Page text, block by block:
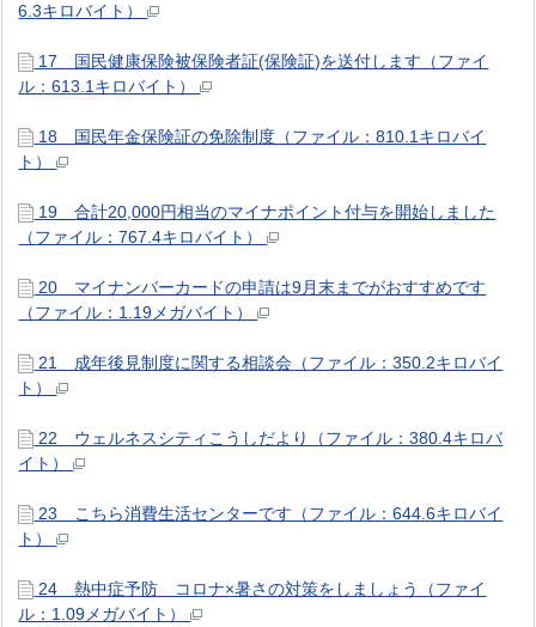
6.3キロバイト）
17 国民健康保険被保険者証(保険証)を送付します（ファイ
ル：613.1キロバイト）
18 国民年金保険証の免除制度（ファイル：810.1キロバイ
ト）
19 合計20,000円相当のマイナポイント付与を開始しました
（ファイル：767.4キロバイト）
20 マイナンバーカードの申請は9月末までがおすすめです
（ファイル：1.19メガバイト）
21 成年後見制度に関する相談会（ファイル：350.2キロバイ
ト）
22 ウェルネスシティこうしだより（ファイル：380.4キロバ
イト）
23 こちら消費生活センターです（ファイル：644.6キロバイ
ト）
24 熱中症予防 コロナ×暑さの対策をしましょう（ファイ
ル：1.09メガバイト）